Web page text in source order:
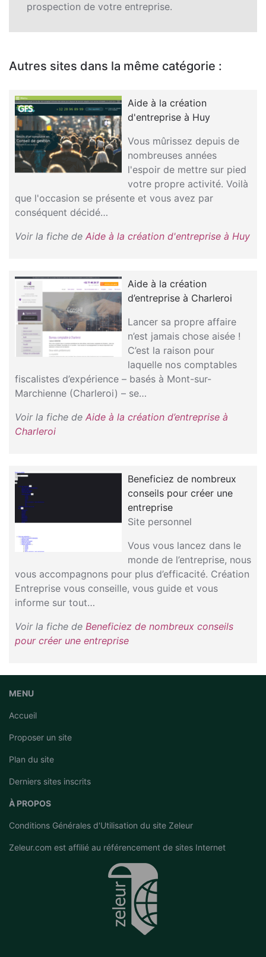
prospection de votre entreprise.
Autres sites dans la même catégorie :
Aide à la création
d'entreprise à Huy
Vous mûrissez depuis de
nombreuses années
l'espoir de mettre sur pied
votre propre activité. Voilà
que l'occasion se présente et vous avez par
conséquent décidé…
Voir la fiche de Aide à la création d'entreprise à Huy
Aide à la création
d’entreprise à Charleroi
Lancer sa propre affaire
n’est jamais chose aisée !
C’est la raison pour
laquelle nos comptables
fiscalistes d’expérience – basés à Mont-sur-
Marchienne (Charleroi) – se…
Voir la fiche de Aide à la création d’entreprise à
Charleroi
Beneficiez de nombreux
conseils pour créer une
entreprise
Site personnel
Vous vous lancez dans le
monde de l’entreprise, nous
vous accompagnons pour plus d’efficacité. Création
Entreprise vous conseille, vous guide et vous
informe sur tout…
Voir la fiche de Beneficiez de nombreux conseils
pour créer une entreprise
MENU
Accueil
Proposer un site
Plan du site
Derniers sites inscrits
À PROPOS
Conditions Générales d'Utilisation du site Zeleur
Zeleur.com est affilié au référencement de sites Internet